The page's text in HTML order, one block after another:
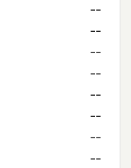
--
--
--
--
--
--
--
--